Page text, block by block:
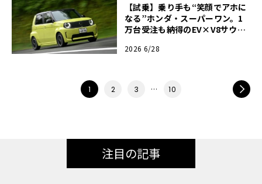
【試乗】乗り手も“笑顔でアホに
なる”ホンダ・スーパーワン。1
万台受注も納得のEV×V8サウン
2026 6/28
1 2 3 … 10
注目の記事